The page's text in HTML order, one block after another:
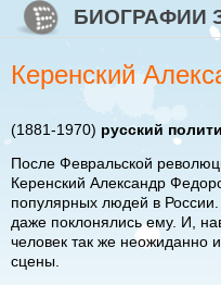
Перейти к основному
Skip to searchБИОГРАФИИ
Керенский
(1881-1970) русский
После Февральской
Керенский Александр
популярных людей в
даже поклонялись ему. И,
человек так же неожиданно
сцены.